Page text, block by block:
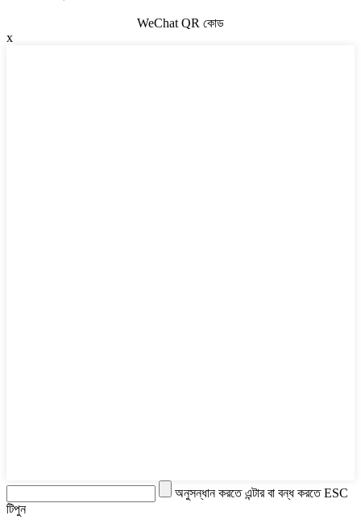
WeChat QR কোড
x
অনুসন্ধান করতে এন্টার বা বন্ধ করতে ESC
টিপুন